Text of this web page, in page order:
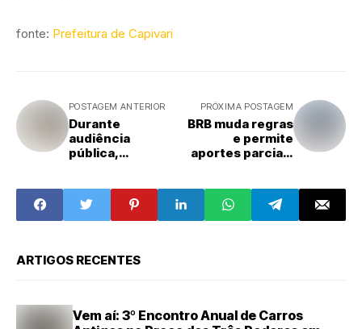
fonte: Prefeitura de Capivari
POSTAGEM ANTERIOR
Durante
audiência
pública,
d’Oeste anuncia
superávit de R$
41,2 milhões no 1º
2026
PRÓXIMA POSTAGEM
BRB muda regras
e permite
aportes parciais
ARTIGOS RECENTES
Vem aí: 3º Encontro Anual de Carros